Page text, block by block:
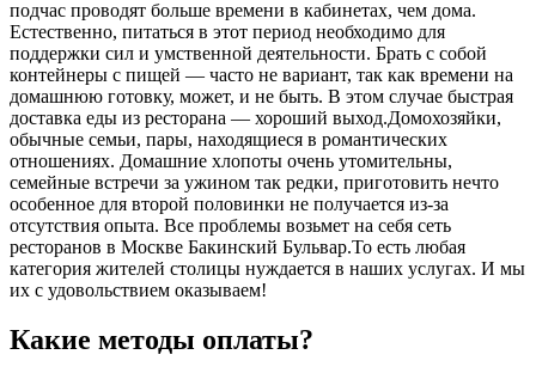
подчас проводят больше времени в кабинетах, чем дома.
Естественно, питаться в этот период необходимо для
поддержки сил и умственной деятельности. Брать с собой
контейнеры с пищей ― часто не вариант, так как времени на
домашнюю готовку, может, и не быть. В этом случае быстрая
доставка еды из ресторана ― хороший выход.Домохозяйки,
обычные семьи, пары, находящиеся в романтических
отношениях. Домашние хлопоты очень утомительны,
семейные встречи за ужином так редки, приготовить нечто
особенное для второй половинки не получается из-за
отсутствия опыта. Все проблемы возьмет на себя сеть
ресторанов в Москве Бакинский Бульвар.То есть любая
категория жителей столицы нуждается в наших услугах. И мы
их с удовольствием оказываем!
Какие методы оплаты?